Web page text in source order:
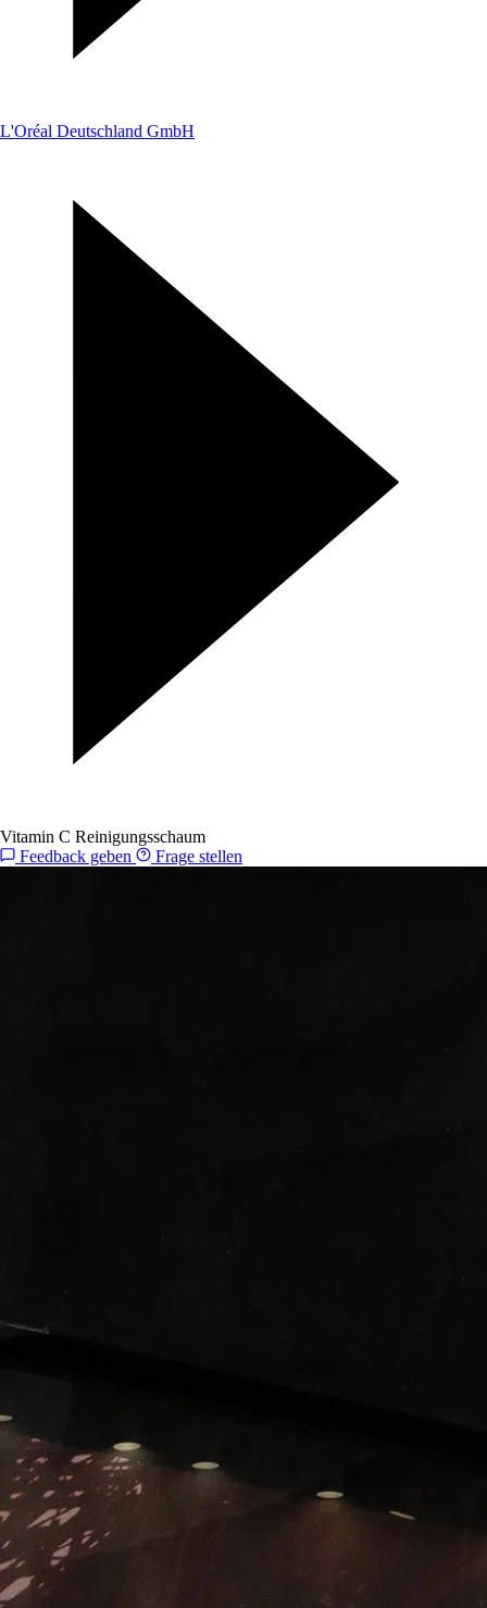
L'Oréal Deutschland GmbH
Vitamin C Reinigungsschaum
Feedback geben
Frage stellen